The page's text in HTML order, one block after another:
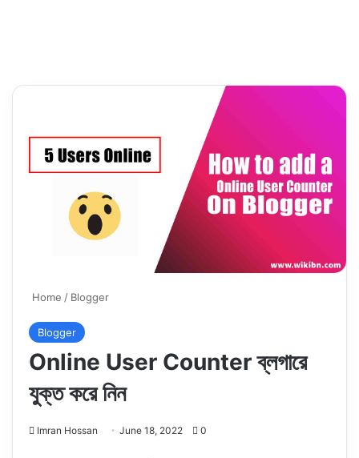
Home / Blogger
Blogger
Online User Counter ব্লগারে
যুক্ত করে নিন
Imran Hossan June 18, 2022 0